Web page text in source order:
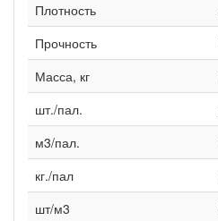
Плотность
Прочность
Масса, кг
шт./пал.
м3/пал.
кг./пал
шт/м3